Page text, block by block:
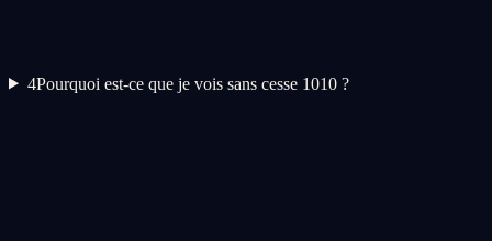
4Pourquoi est-ce que je vois sans cesse 1010 ?